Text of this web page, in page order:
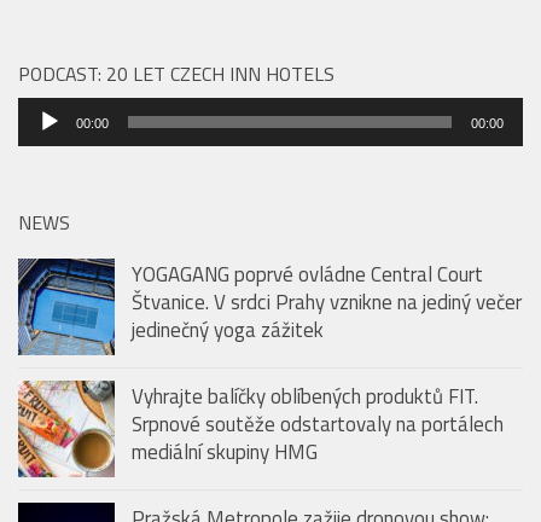
PODCAST: 20 LET CZECH INN HOTELS
Audio
přehrávač
00:00 00:00
NEWS
YOGAGANG poprvé ovládne Central Court
Štvanice. V srdci Prahy vznikne na jediný večer
jedinečný yoga zážitek
Vyhrajte balíčky oblíbených produktů FIT.
Srpnové soutěže odstartovaly na portálech
mediální skupiny HMG